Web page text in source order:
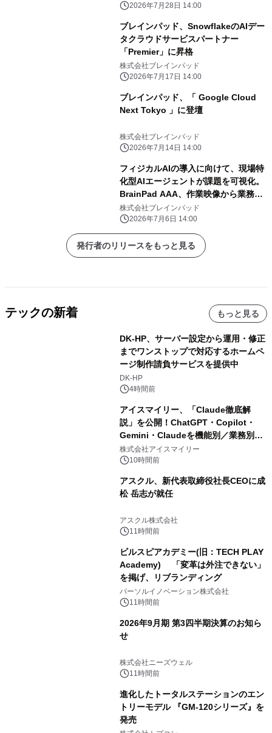
2026年7月28日 14:00
ブレインパッド、SnowflakeのAIデー
タクラウドサービスパートナー
「Premier」に昇格
株式会社ブレインパッド
2026年7月17日 14:00
ブレインパッド、「 Google Cloud
Next Tokyo 」に登壇
株式会社ブレインパッド
2026年7月14日 14:00
フィジカルAIの導入に向けて、現場特
化型AIエージェントが課題を可視化。
BrainPad AAA、作業映像から業務改
善を支援する「COROKO Analytics」
を提供開始
株式会社ブレインパッド
2026年7月6日 14:00
発行者のリリースをもっと見る
テックの新着 もっと見る
DK-HP、サーバー設定から運用・修正
までワンストップで対応するホームペ
ージ制作請負サービスを提供中
DK-HP
4時間前
アイスマイリー、「Claude徹底解
説」を公開！ChatGPT・Copilot・
Gemini・Claudeを機能別／業務別に
比較―自社に合う生成AIの選び方がわ
かる実践ガイド
株式会社アイスマイリー
10時間前
アスクル、新代表取締役社長CEOに成
松 岳志が就任
アスクル株式会社
11時間前
ビルスピアカデミー(旧：TECH PLAY
Academy) 「変革は外注できない」
を掲げ、リブランディング
パーソルイノベーション株式会社
11時間前
2026年9月期 第3四半期決算のお知ら
せ
株式会社ニーズウェル
11時間前
進化したトータルステーションのエン
トリーモデル 『GM-120シリーズ』を
発売